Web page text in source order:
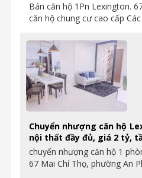
Bán căn hộ 1Pn Lexington.
căn hộ chung cư cao cấp
Chuyển nhượng căn hộ
nội thất đầy đủ, giá 2 tỷ,
chuyển nhượng căn hộ 1
67 Mai Chí Thọ, phường An